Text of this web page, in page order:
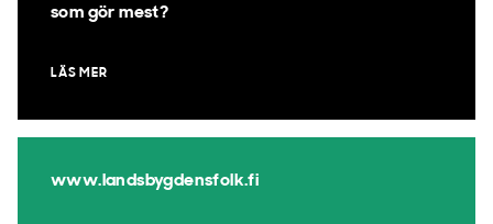
som gör mest?
LÄS MER
www.landsbygdensfolk.fi